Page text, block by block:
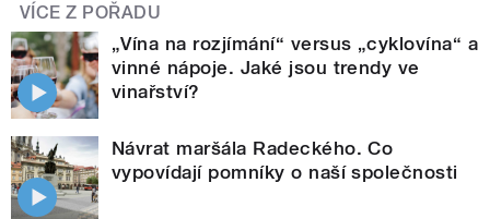
VÍCE Z POŘADU
„Vína na rozjímání“ versus „cyklovína“ a
vinné nápoje. Jaké jsou trendy ve
vinařství?
Návrat maršála Radeckého. Co
vypovídají pomníky o naší společnosti